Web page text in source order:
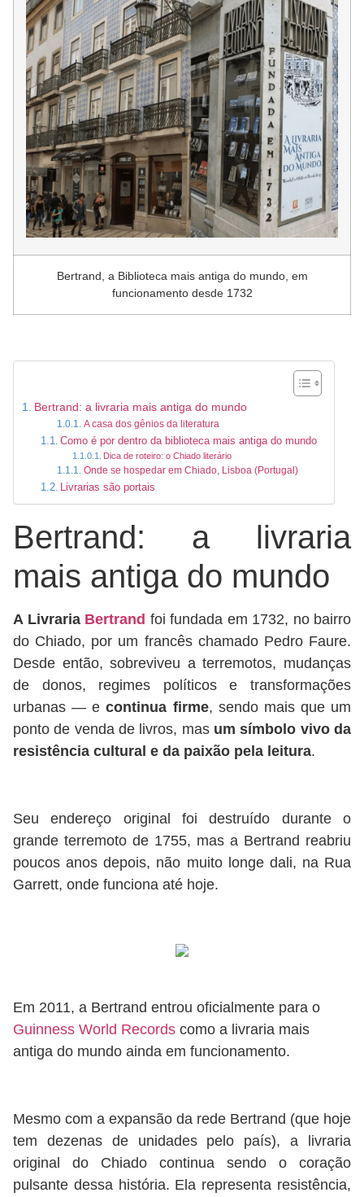
Bertrand, a Biblioteca mais antiga do mundo, em
funcionamento desde 1732
Bertrand: a livraria mais antiga do mundo
A casa dos gênios da literatura
Como é por dentro da biblioteca mais antiga do mundo
Dica de roteiro: o Chiado literário
Onde se hospedar em Chiado, Lisboa (Portugal)
Livrarias são portais
Bertrand: a livraria
mais antiga do mundo
A Livraria Bertrand foi fundada em 1732, no bairro
do Chiado, por um francês chamado Pedro Faure.
Desde então, sobreviveu a terremotos, mudanças
de donos, regimes políticos e transformações
urbanas — econtinua firme, sendo mais que um
ponto de venda de livros, mas um símbolo vivo da
resistência cultural e da paixão pela leitura.
Seu endereço original foi destruído durante o
grande terremoto de 1755, mas a Bertrand reabriu
poucos anos depois, não muito longe dali, na Rua
Garrett, onde funciona até hoje.
Em 2011, a Bertrand entrou oficialmente para o
Guinness World Records como a livraria mais
antiga do mundo ainda em funcionamento.
Mesmo com a expansão da rede Bertrand (que hoje
tem dezenas de unidades pelo país), a livraria
original do Chiado continua sendo o coração
pulsante dessa história. Ela representa resistência,